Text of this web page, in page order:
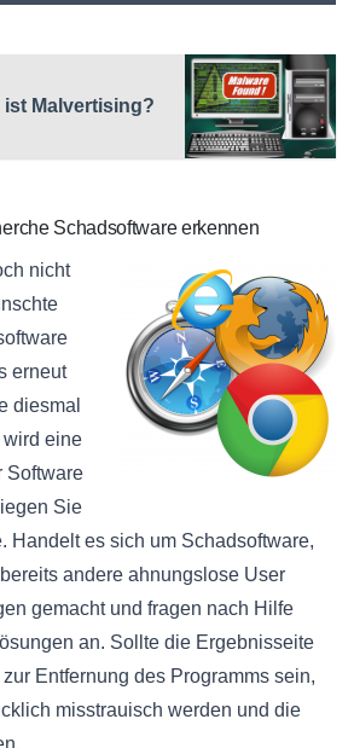
ist Malvertising?
Schadsoftware erkennen
nicht
erneut
diesmal
wird eine
Software
Sie
Handelt es sich um Schadsoftware,
andere ahnungslose User
gemacht und fragen nach Hilfe
an. Sollte die Ergebnisseite
Entfernung des Programms sein,
misstrauisch werden und die